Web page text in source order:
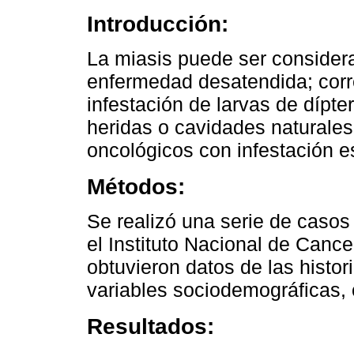
Introducción:
La miasis puede ser
enfermedad desatendida;
infestación de larvas de
heridas o cavidades
oncológicos con infestación
Métodos:
Se realizó una serie de
el Instituto Nacional de
obtuvieron datos de las
variables
Resultados: